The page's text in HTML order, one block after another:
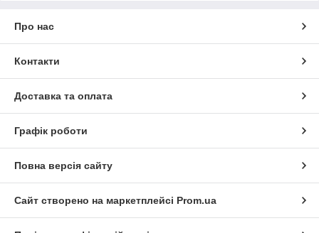
Про нас
Контакти
Доставка та оплата
Графік роботи
Повна версія сайту
Сайт створено на маркетплейсі Prom.ua